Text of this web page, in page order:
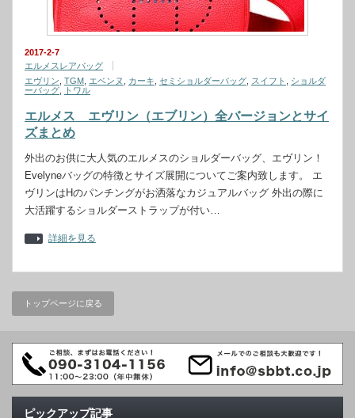
2017-2-7
エルメスレアバッグ
エヴリン TGM エベンヌ カーキ セミショルダーバッグ スイフト
ショルダ
ーバッグ
トワル
エルメス エヴリン（エブリン）全バージョンとサイ
ズまとめ
外出のお供に大人気のエルメスのショルダーバッグ、エヴリン！
Evelyneバッグの特徴とサイズ展開についてご案内致します。 エ
ヴリンはHのパンチングがお洒落なカジュアルバッグ 外出の際に
大活躍するショルダーストラップが付い…
詳細を見る
トップページに戻る
ピックアップ記事